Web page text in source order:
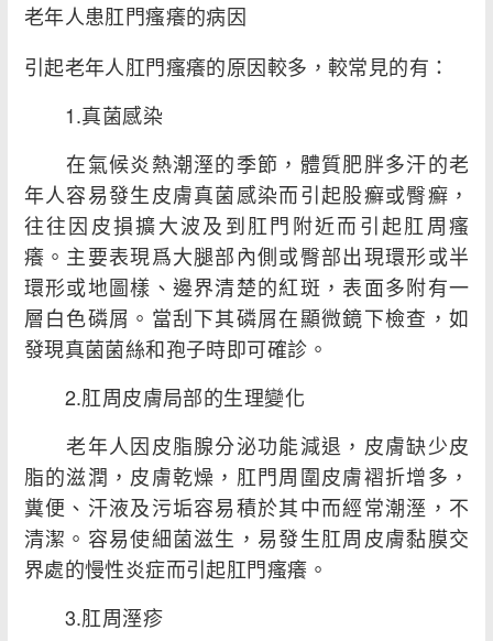
老年人患肛門瘙癢的病因
引起老年人肛門瘙癢的原因較多，較常見的有：
1.真菌感染
在氣候炎熱潮溼的季節，體質肥胖多汗的老
年人容易發生皮膚真菌感染而引起股癬或臀癬，
往往因皮損擴大波及到肛門附近而引起肛周瘙
癢。主要表現爲大腿部內側或臀部出現環形或半
環形或地圖樣、邊界清楚的紅斑，表面多附有一
層白色磷屑。當刮下其磷屑在顯微鏡下檢查，如
發現真菌菌絲和孢子時即可確診。
2.肛周皮膚局部的生理變化
老年人因皮脂腺分泌功能減退，皮膚缺少皮
脂的滋潤，皮膚乾燥，肛門周圍皮膚褶折增多，
糞便、汗液及污垢容易積於其中而經常潮溼，不
清潔。容易使細菌滋生，易發生肛周皮膚黏膜交
界處的慢性炎症而引起肛門瘙癢。
3.肛周溼疹